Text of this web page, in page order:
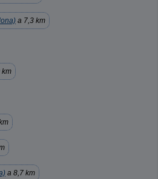
a 7,3 km
km
a 8,7 km